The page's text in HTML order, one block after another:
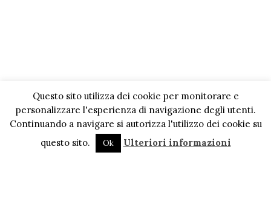
Questo sito utilizza dei cookie per monitorare e
personalizzare l'esperienza di navigazione degli utenti.
Continuando a navigare si autorizza l'utilizzo dei cookie su
questo sito.
Ok Ulteriori informazioni